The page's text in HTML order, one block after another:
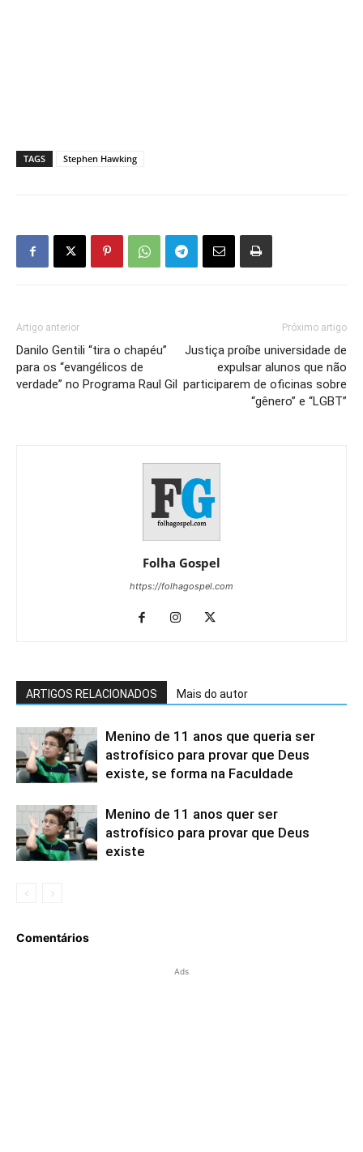
TAGS Stephen Hawking
Artigo anterior
Danilo Gentili “tira o chapéu”
para os “evangélicos de
verdade” no Programa Raul Gil
Próximo artigo
Justiça proíbe universidade de
expulsar alunos que não
participarem de oficinas sobre
“gênero” e “LGBT”
Folha Gospel
https://folhagospel.com
ARTIGOS RELACIONADOS Mais do autor
Menino de 11 anos que queria ser
astrofísico para provar que Deus
existe, se forma na Faculdade
Menino de 11 anos quer ser
astrofísico para provar que Deus
existe
Comentários
Ads